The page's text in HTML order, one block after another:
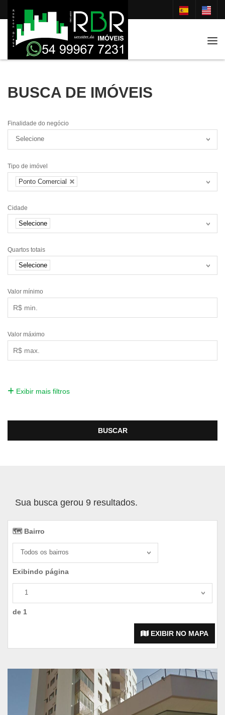
BUSCA DE IMÓVEIS
Finalidade do negócio
Selecione
Tipo de imóvel
Ponto Comercial
Cidade
Selecione
Quartos totais
Selecione
Valor mínimo
Valor máximo
Exibir mais filtros
BUSCAR
Sua busca gerou 9 resultados.
🗺️ Bairro️
Todos os bairros
Exibindo página
1
de 1
EXIBIR NO MAPA